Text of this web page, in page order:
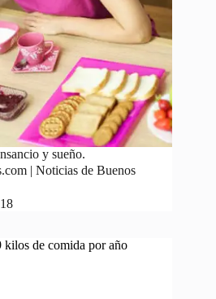
y sueño.
| Noticias de Buenos
kilos de comida por año